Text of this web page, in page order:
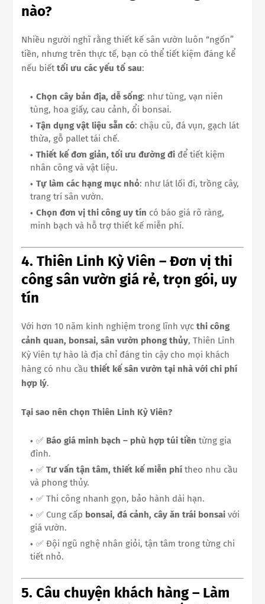
nào?
Nhiều người nghĩ rằng thiết kế sân vườn luôn “ngốn”
tiền, nhưng trên thực tế, bạn có thể tiết kiệm đáng kể
nếu biết tối ưu các yếu tố sau:
Chọn cây bản địa, dễ sống: như tùng, vạn niên
tùng, hoa giấy, cau cảnh, ổi bonsai.
Tận dụng vật liệu sẵn có: chậu cũ, đá vụn, gạch lát
thừa, gỗ pallet tái chế.
Thiết kế đơn giản, tối ưu đường đi để tiết kiệm
nhân công và vật liệu.
Tự làm các hạng mục nhỏ: như lát lối đi, trồng cây,
trang trí sân vườn.
Chọn đơn vị thi công uy tín có báo giá rõ ràng,
minh bạch và hỗ trợ thiết kế miễn phí.
4. Thiên Linh Kỳ Viên – Đơn vị thi
công sân vườn giá rẻ, trọn gói, uy
tín
Với hơn 10 năm kinh nghiệm trong lĩnh vực thi công
cảnh quan, bonsai, sân vườn phong thủy, Thiên Linh
Kỳ Viên tự hào là địa chỉ đáng tin cậy cho mọi khách
hàng có nhu cầu thiết kế sân vườn tại nhà với chi phí
hợp lý.
Tại sao nên chọn Thiên Linh Kỳ Viên?
✅ Báo giá minh bạch – phù hợp túi tiền từng gia
đình.
✅ Tư vấn tận tâm, thiết kế miễn phí theo nhu cầu
và phong thủy.
✅ Thi công nhanh gọn, bảo hành dài hạn.
✅ Cung cấp bonsai, đá cảnh, cây ăn trái bonsai với
giá vườn.
✅ Đội ngũ nghệ nhân giỏi, tận tâm trong từng chi
tiết nhỏ.
5. Câu chuyện khách hàng – Làm